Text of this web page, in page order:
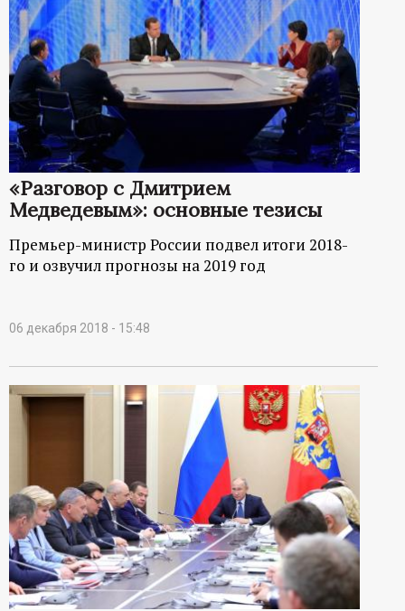
«Разговор с Дмитрием
Медведевым»: основные тезисы
Премьер-министр России подвел итоги 2018-
го и озвучил прогнозы на 2019 год
06 декабря 2018 - 15:48